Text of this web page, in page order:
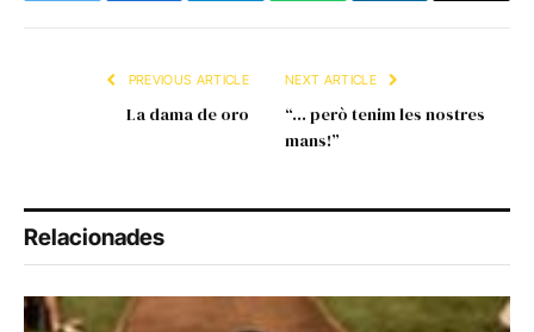
PREVIOUS ARTICLE
La dama de oro
NEXT ARTICLE
“… però tenim les nostres
mans!”
Relacionades